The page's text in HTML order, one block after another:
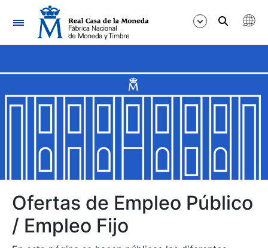
Navegación
Mostrar/Ocultar
Mostrar/Ocultar
Mostrar/Ocultar
Mostrar/Ocultar
Ofertas de Empleo Público
/ Empleo Fijo